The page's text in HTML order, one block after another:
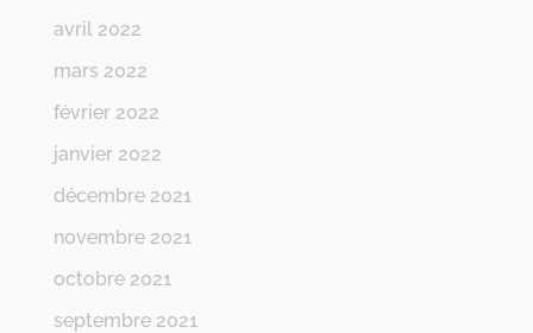
avril 2022
mars 2022
février 2022
janvier 2022
décembre 2021
novembre 2021
octobre 2021
septembre 2021